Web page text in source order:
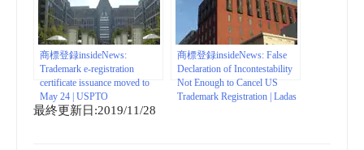
商標登録insideNews:
Trademark e-registration
certificate issuance moved to
May 24 | USPTO
商標登録insideNews: False
Declaration of Incontestability
Not Enough to Cancel US
Trademark Registration | Ladas
最終更新日:2019/11/28